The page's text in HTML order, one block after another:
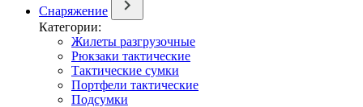
Снаряжение
Категории:
Жилеты разгрузочные
Рюкзаки тактические
Тактические сумки
Портфели тактические
Подсумки